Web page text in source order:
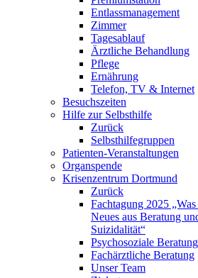
Entlassmanagement
Zimmer
Tagesablauf
Ärztliche Behandlung
Pflege
Ernährung
Telefon, TV & Internet
Besuchszeiten
Hilfe zur Selbsthilfe
Zurück
Selbsthilfegruppen
Patienten-Veranstaltungen
Organspende
Krisenzentrum Dortmund
Zurück
Fachtagung 2025
Neues aus Beratung
Suizidalität“
Psychosoziale Beratung
Fachärztliche Beratung
Unser Team